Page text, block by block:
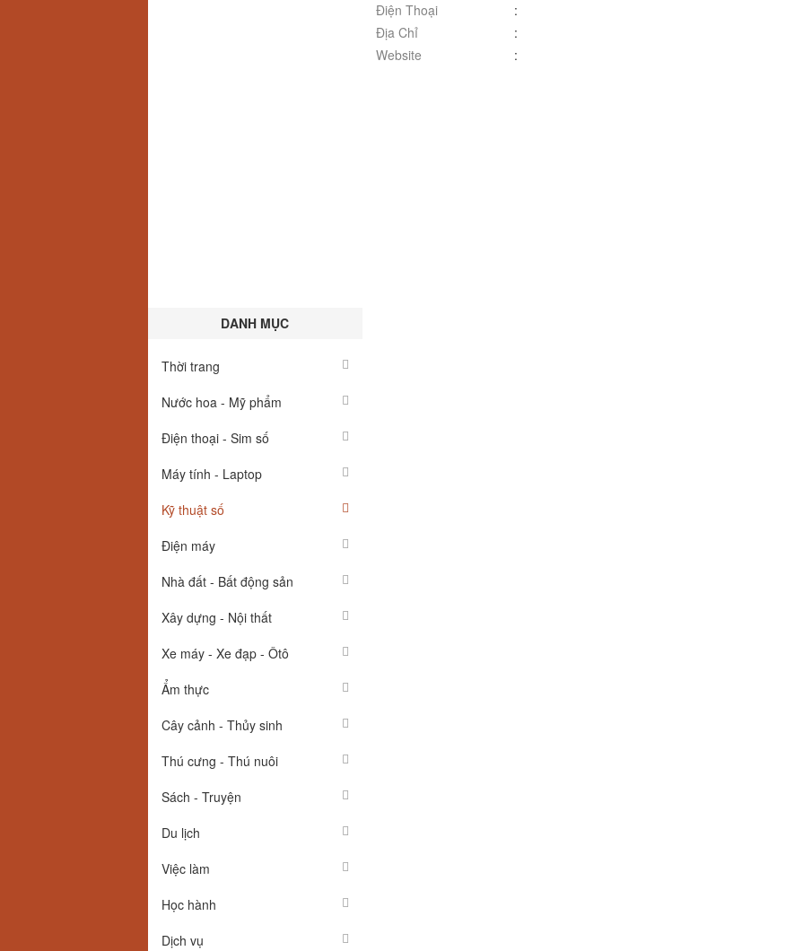
DANH MỤC
Thời trang
Nước hoa - Mỹ phẩm
Điện thoại - Sim số
Máy tính - Laptop
Kỹ thuật số
Điện máy
Nhà đất - Bất động sản
Xây dựng - Nội thất
Xe máy - Xe đạp - Ôtô
Ẩm thực
Cây cảnh - Thủy sinh
Thú cưng - Thú nuôi
Sách - Truyện
Du lịch
Việc làm
Học hành
Dịch vụ
Điện Thoại
:
Địa Chỉ
:
Website
: